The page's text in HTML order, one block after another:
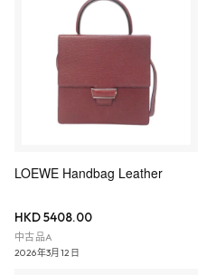
LOEWE Handbag Leather
HKD 5408.00
中古品A
2026年3月12日